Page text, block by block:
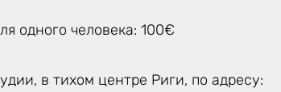
одного человека: 100€
в тихом центре Риги, по адресу: